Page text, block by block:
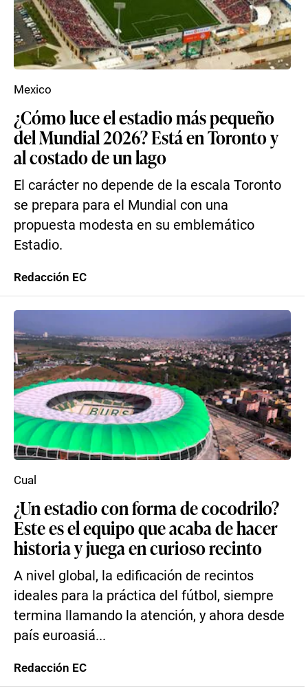
¿Cómo luce el estadio más pequeño
del Mundial 2026? Está en Toronto y
al costado de un lago
El carácter no depende de la escala Toronto
se prepara para el Mundial con una
propuesta modesta en su emblemático
Estadio.
Mexico
Redacción EC
¿Un estadio con forma de cocodrilo?
Este es el equipo que acaba de hacer
historia y juega en curioso recinto
A nivel global, la edificación de recintos
ideales para la práctica del fútbol, siempre
termina llamando la atención, y ahora desde
país euroasiá...
Cual
Redacción EC